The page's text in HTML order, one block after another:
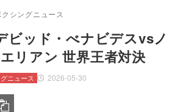
シングニュース
ビッド・べナビデスvsノ
リアン 世界王者対決
2026-05-30
ニュース